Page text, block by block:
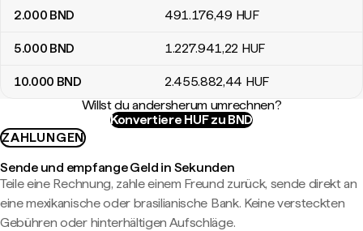
2.000 BND 491.176,49 HUF
5.000 BND 1.227.941,22 HUF
10.000 BND 2.455.882,44 HUF
Willst du andersherum umrechnen?
Konvertiere HUF zu BND
ZAHLUNGEN
Sende und empfange Geld in Sekunden
Teile eine Rechnung, zahle einem Freund zurück, sende direkt an
eine mexikanische oder brasilianische Bank. Keine versteckten
Gebühren oder hinterhältigen Aufschläge.